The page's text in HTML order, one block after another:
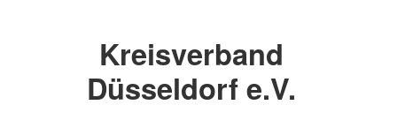
Kreisverband
Düsseldorf e.V.